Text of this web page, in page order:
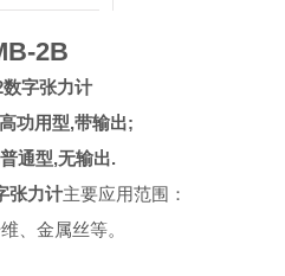
2B
数字张力计
功用型,带输出;
通型,无输出.
张力计主要应用范围：
、金属丝等。